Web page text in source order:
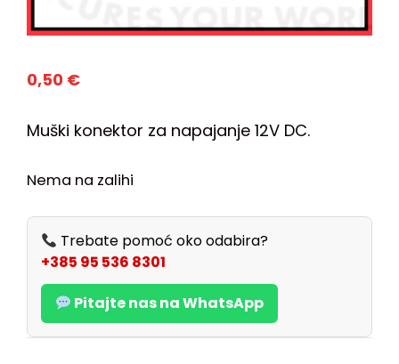
0,50 €
Muški konektor za napajanje 12V DC.
Nema na zalihi
Trebate pomoć oko odabira?
+385 95 536 8301
Pitajte nas na WhatsApp